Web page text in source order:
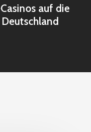
auf die